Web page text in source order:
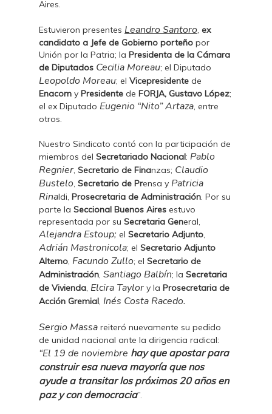
Aires.
Estuvieron presentes Leandro Santoro,ex
candidato a Jefe de Gobierno porteño por
Unión por la Patria; laPresidenta de la Cámara
de Diputados Cecilia Moreau; el Diputado
Leopoldo Moreau; elVicepresidente de
Enacom yPresidente deFORJA, Gustavo López;
el ex Diputado Eugenio “Nito” Artaza, entre
otros.
Nuestro Sindicato contó con la participación de
miembros delSecretariado Nacional: Pablo
Regnier,Secretario de Finanzas; Claudio
Bustelo,Secretario de Prensa y Patricia
Rinaldi,Prosecretaria de Administración. Por su
parte laSeccional Buenos Aires estuvo
representada por suSecretaria General,
Alejandra Estoup; elSecretario Adjunto,
Adrián Mastronicola; elSecretario Adjunto
Alterno, Facundo Zullo; elSecretario de
Administración,Santiago Balbín; laSecretaria
de Vivienda, Elcira Taylor y laProsecretaria de
Acción Gremial, Inés Costa Racedo.
Sergio Massa reiteró nuevamente su pedido
de unidad nacional ante la dirigencia radical:
“El 19 de noviembre hay que apostar para
construir esa nueva mayoría que nos
ayude a transitar los próximos 20 años en
paz y con democracia”.